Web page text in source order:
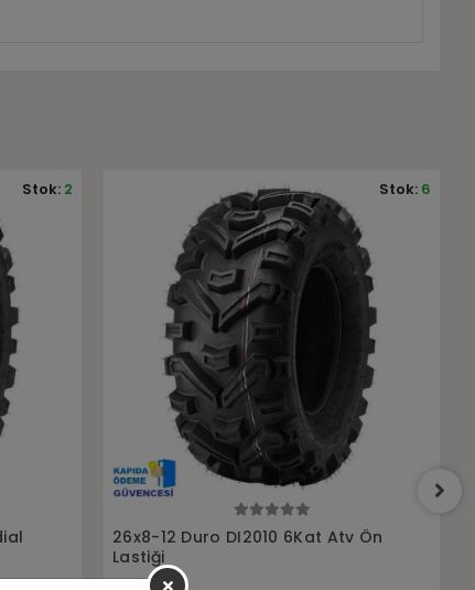
Stok: 6
26x9-14 26x11-14 Silvermax BL780
6Kat Ön Arka Takım Atv Lastiği
Stok: 2